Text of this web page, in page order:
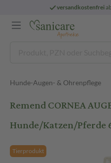
versandkostenfrei
Hunde-Augen- & Ohrenpflege
Remend CORNEA
Hunde/Katzen/
Tierprodukt